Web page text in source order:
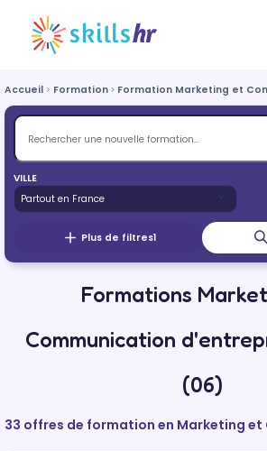
Accueil Formation Formation Marketing et
VILLE
Plus de filtres1
Formations
Communication
(06)
33 offres de formation en Marketing